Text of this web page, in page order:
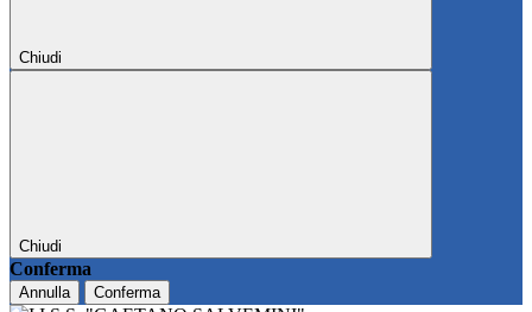
Chiudi
Chiudi
Conferma
Annulla Conferma